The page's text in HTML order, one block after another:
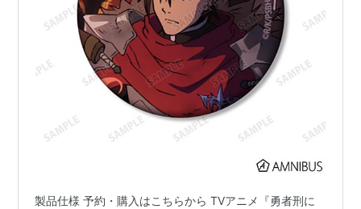
製品仕様 予約・購入はこちらから TVアニメ『勇者刑に